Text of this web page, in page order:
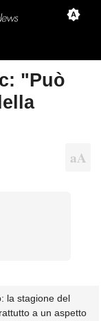
"Può
la stagione del
a un aspetto